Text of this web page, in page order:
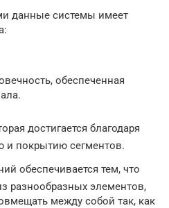
данные системы имеет
обеспеченная
достигается благодаря
и покрытию сегментов.
обеспечивается тем, что
разнообразных элементов,
между собой так, как